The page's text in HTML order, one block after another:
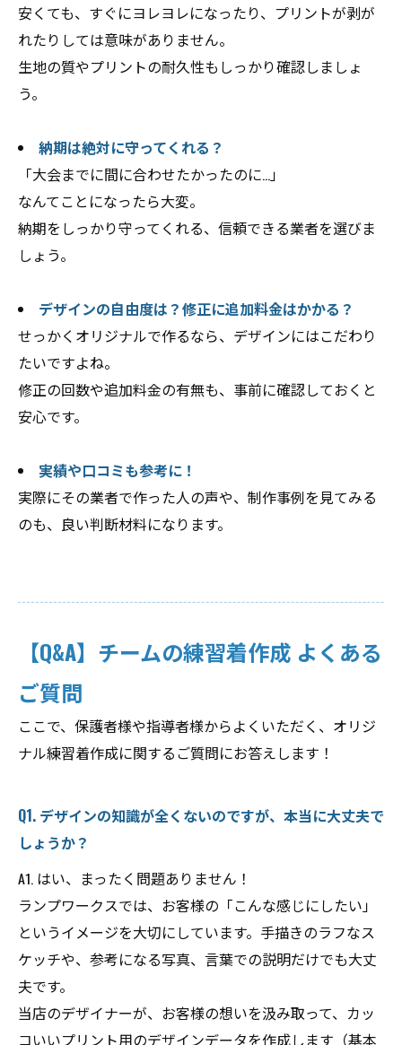
安くても、すぐにヨレヨレになったり、プリントが剥が
れたりしては意味がありません。
生地の質やプリントの耐久性もしっかり確認しましょ
う。
納期は絶対に守ってくれる？
「大会までに間に合わせたかったのに…」
なんてことになったら大変。
納期をしっかり守ってくれる、信頼できる業者を選びま
しょう。
デザインの自由度は？修正に追加料金はかかる？
せっかくオリジナルで作るなら、デザインにはこだわり
たいですよね。
修正の回数や追加料金の有無も、事前に確認しておくと
安心です。
実績や口コミも参考に！
実際にその業者で作った人の声や、制作事例を見てみる
のも、良い判断材料になります。
【Q&A】チームの練習着作成 よくある
ご質問
ここで、保護者様や指導者様からよくいただく、オリジ
ナル練習着作成に関するご質問にお答えします！
Q1. デザインの知識が全くないのですが、本当に大丈夫で
しょうか？
A1. はい、まったく問題ありません！
ランプワークスでは、お客様の「こんな感じにしたい」
というイメージを大切にしています。手描きのラフなス
ケッチや、参考になる写真、言葉での説明だけでも大丈
夫です。
当店のデザイナーが、お客様の想いを汲み取って、カッ
コいいプリント用のデザインデータを作成します（基本